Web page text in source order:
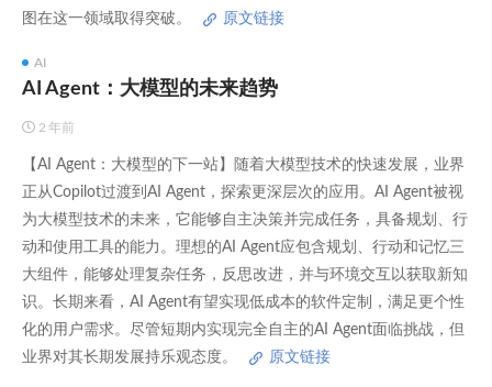
图在这一领域取得突破。
原文链接
AI
AI Agent：大模型的未来趋势
2 年前
【AI Agent：大模型的下一站】随着大模型技术的快速发展，业界
正从Copilot过渡到AI Agent，探索更深层次的应用。AI Agent被视
为大模型技术的未来，它能够自主决策并完成任务，具备规划、行
动和使用工具的能力。理想的AI Agent应包含规划、行动和记忆三
大组件，能够处理复杂任务，反思改进，并与环境交互以获取新知
识。长期来看，AI Agent有望实现低成本的软件定制，满足更个性
化的用户需求。尽管短期内实现完全自主的AI Agent面临挑战，但
业界对其长期发展持乐观态度。
原文链接